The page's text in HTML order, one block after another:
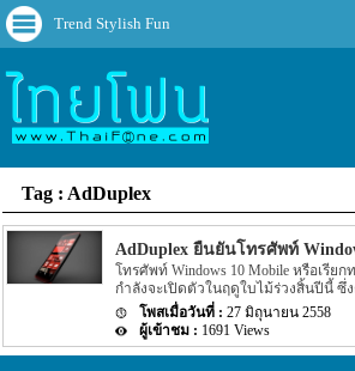
Trend Stylish Fun
Tag : AdDuplex
AdDuplex ยืนยันโทรศัพท์
โทรศัพท์ Windows 10 Mobile หรือเรียก
กำลังจะเปิดตัวในฤดูใบไม้ร่วงสิ้นปีนี้
ไมโครซอฟท์จะแนะนำสายผลิตภัณฑ์ชุ
เวอร์ชันล่าสุด ซึ่งจากรายงานก่อนหน้าร
940 XL หน้าจอกว้าง 5.7 นิ้ว และมีควา
core
27 มิถุนายน 2558
1691 Views